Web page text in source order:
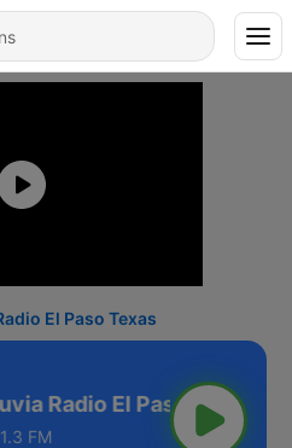
El Paso Texas
FM